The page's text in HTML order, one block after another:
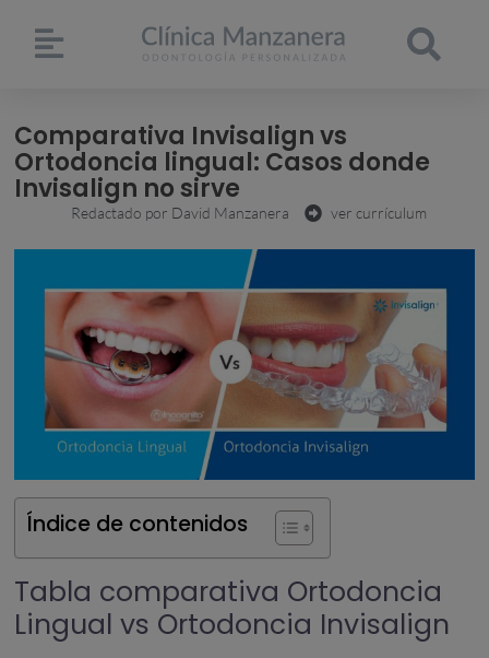
Comparativa Invisalign vs
Ortodoncia lingual: Casos donde
Invisalign no sirve
Redactado por David Manzanera ver currículum
Índice de contenidos
Tabla comparativa Ortodoncia
Lingual vs Ortodoncia Invisalign